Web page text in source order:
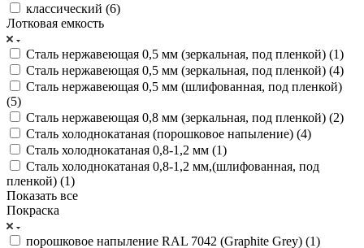
классический (6)
Лотковая емкость
Сталь нержавеющая 0,5 мм (зеркальная, под пленкой) (1)
Сталь нержавеющая 0,5 мм (зеркальная, под пленкой) (4)
Сталь нержавеющая 0,5 мм (шлифованная, под пленкой)
(5)
Сталь нержавеющая 0,8 мм (зеркальная, под пленкой) (2)
Сталь холоднокатаная (порошковое напыление) (4)
Сталь холоднокатаная 0,8-1,2 мм (1)
Сталь холоднокатаная 0,8-1,2 мм,(шлифованная, под
пленкой) (1)
Показать все
Покраска
порошковое напыление RAL 7042 (Graphite Grey) (1)